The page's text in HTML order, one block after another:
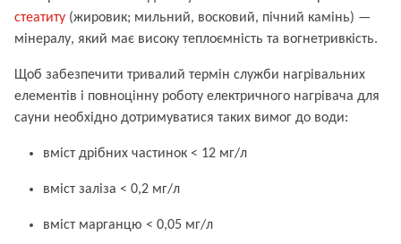
стеатиту (жировик; мильний, восковий, пічний камінь) —
мінералу, який має високу теплоємність та вогнетривкість.
Щоб забезпечити тривалий термін служби нагрівальних
елементів і повноцінну роботу електричного нагрівача для
сауни необхідно дотримуватися таких вимог до води:
вміст дрібних частинок < 12 мг/л
вміст заліза < 0,2 мг/л
вміст марганцю < 0,05 мг/л